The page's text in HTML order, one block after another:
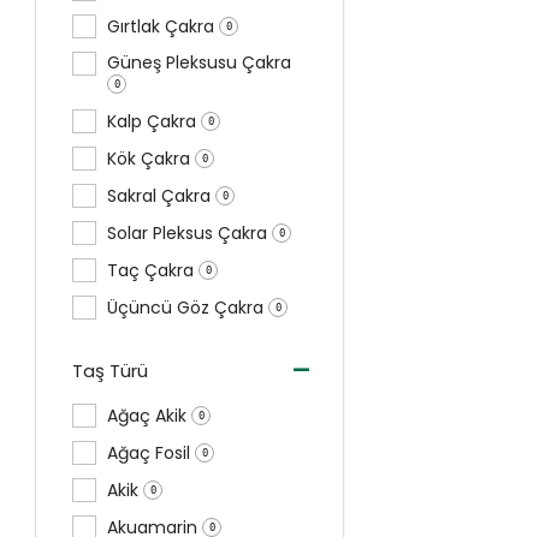
Gırtlak Çakra 0
Güneş Pleksusu Çakra
0
Kalp Çakra 0
Kök Çakra 0
Sakral Çakra 0
Solar Pleksus Çakra 0
Taç Çakra 0
Üçüncü Göz Çakra 0
Taş Türü -
Ağaç Akik 0
Ağaç Fosil 0
Akik 0
Akuamarin 0